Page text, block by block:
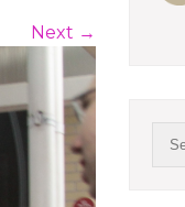
Next →